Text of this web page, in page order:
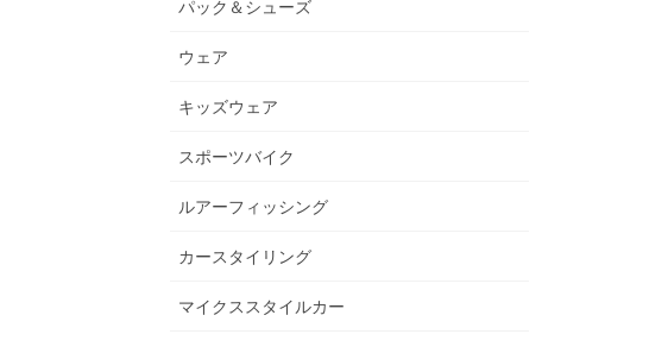
パック＆シューズ
ウェア
キッズウェア
スポーツバイク
ルアーフィッシング
カースタイリング
マイクススタイルカー